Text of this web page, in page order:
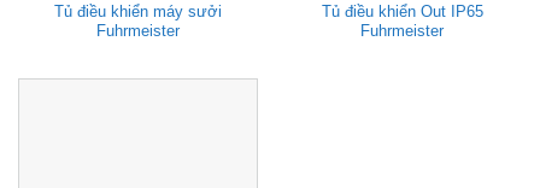
Tủ điều khiển máy sưởi
Fuhrmeister
Tủ điều khiển Out IP65
Fuhrmeister